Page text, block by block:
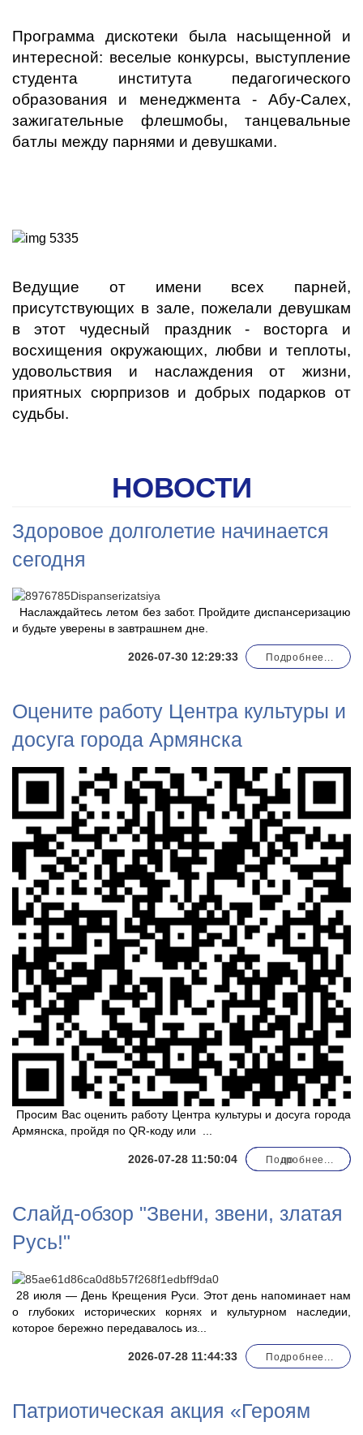
Программа дискотеки была насыщенной и
интересной: веселые конкурсы, выступление
студента института педагогического
образования и менеджмента - Абу-Салех,
зажигательные флешмобы, танцевальные
батлы между парнями и девушками.
Ведущие от имени всех парней,
присутствующих в зале, пожелали девушкам
в этот чудесный праздник - восторга и
восхищения окружающих, любви и теплоты,
удовольствия и наслаждения от жизни,
приятных сюрпризов и добрых подарков от
судьбы.
НОВОСТИ
Здоровое долголетие начинается
сегодня
2026-07-30 12:29:33
Наслаждайтесь летом без забот. Пройдите диспансеризацию
и будьте уверены в завтрашнем дне.
Подробнее...
Оцените работу Центра культуры и
досуга города Армянска
2026-07-28 11:50:04
Просим Вас оценить работу Центра культуры и досуга города
Армянска, пройдя по QR-коду или
по
...
Подробнее...
Слайд-обзор "Звени, звени, златая
Русь!"
2026-07-28 11:44:33
28 июля — День Крещения Руси. Этот день напоминает нам
о глубоких исторических корнях и культурном наследии,
которое бережно передавалось из...
Подробнее...
Патриотическая акция «Героям